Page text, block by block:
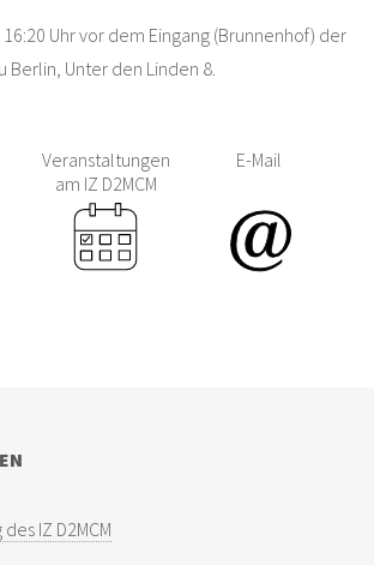
Uhr vor dem Eingang (Brunnenhof) der
Berlin, Unter den Linden 8.
Veranstaltungen
am IZ D2MCM
E-Mail
IZ D2MCM